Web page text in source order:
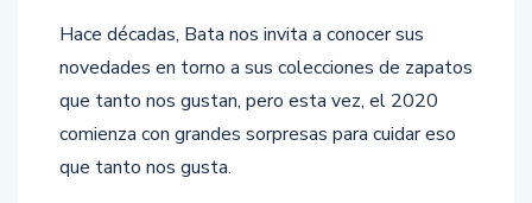
Hace décadas, Bata nos invita a conocer sus
novedades en torno a sus colecciones de zapatos
que tanto nos gustan, pero esta vez, el 2020
comienza con grandes sorpresas para cuidar eso
que tanto nos gusta.